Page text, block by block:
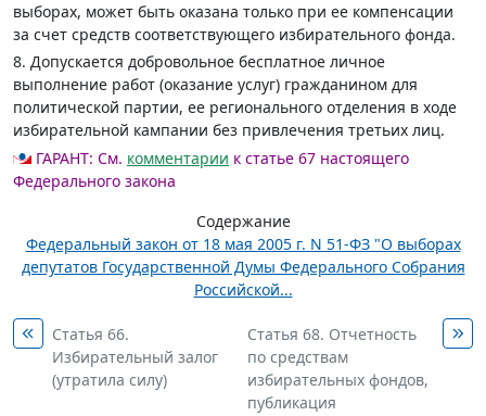
выборах, может быть оказана только при ее компенсации
за счет средств соответствующего избирательного фонда.
8. Допускается добровольное бесплатное личное
выполнение работ (оказание услуг) гражданином для
политической партии, ее регионального отделения в ходе
избирательной кампании без привлечения третьих лиц.
ГАРАНТ: См. комментарии к статье 67 настоящего
Федерального закона
Содержание
Федеральный закон от 18 мая 2005 г. N 51-ФЗ "О выборах
депутатов Государственной Думы Федерального Собрания
Российской...
Статья 66.
Избирательный залог
(утратила силу)
Статья 68. Отчетность
по средствам
избирательных фондов,
публикация